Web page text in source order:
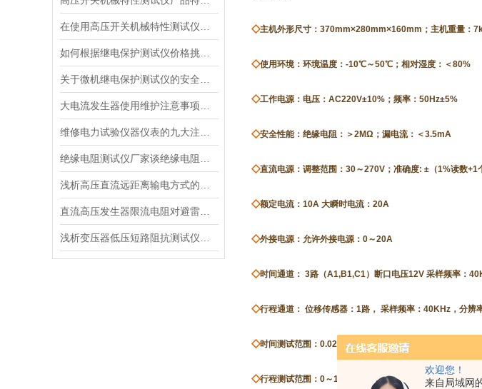
欢迎您！
来自局域网
◇主机外形尺寸：370mm×280mm×160mm；主机重量：
◇使用环境：环境温度：-10℃～50℃；相对湿度：＜80%
◇工作电源：电压：AC220V±10%；频率：50Hz±5%
◇安全性能：绝缘电阻：＞2MΩ；漏电流：＜3.5mA
◇直流电源：调整范围：30～270V；准确度: ±（1%读数+1
◇额定电流：10A 大瞬时电流：20A
◇外接电源：允许外接电源：0～20A
◇时间通道： 3路（A1,B1,C1）断口电压12V 采样频率：
◇行程通道： 位移传感器：1路， 采样频率：40KHz，分辨
◇时间测试范围：0.025ms～1s（可特殊定制更长时间）
◇行程测试范围：0～1000mm；准确度：±（1%读数+1个